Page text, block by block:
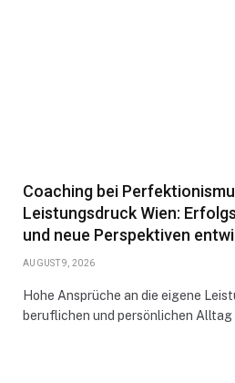
Coaching bei
Leistungsdruck Wien:
und neue Perspektiven
AUGUST 9, 2026
Hohe Ansprüche an die eigene
beruflichen und persönlichen